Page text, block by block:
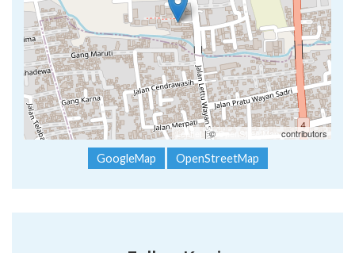
Leaflet | ©OpenStreetMap contributors
GoogleMap OpenStreetMap